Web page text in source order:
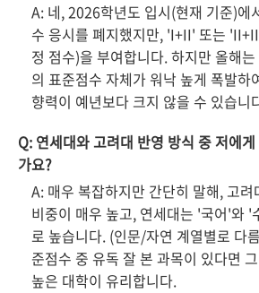
A: 네, 2026학년도 입시(현재 기준)에
수 응시를 폐지했지만, 'I+II' 또는
정 점수)을 부여합니다. 하지만 올해
의 표준점수 자체가 워낙 높게 폭발하
향력이 예년보다 크지 않을 수 있습니
Q: 연세대와 고려대 반영 방식 중 저에
가요?
A: 매우 복잡하지만 간단히 말해, 고
비중이 매우 높고, 연세대는 '국어'와 '
로 높습니다. (인문/자연 계열별로 다
준점수 중 유독 잘 본 과목이 있다면
높은 대학이 유리합니다.